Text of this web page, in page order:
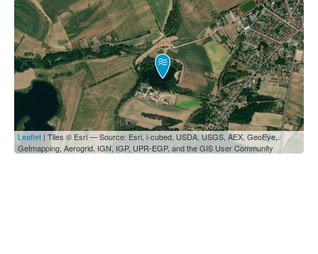
Leaflet | Tiles © Esri — Source: Esri, i-cubed, USDA, USGS, AEX, GeoEye,
Getmapping, Aerogrid, IGN, IGP, UPR-EGP, and the GIS User Community